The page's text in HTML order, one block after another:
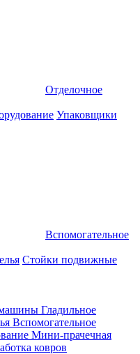
Отделочное
Упаковщики
Вспомогательное
Стойки подвижные
Гладильное
Вспомогательное
Мини-прачечная
ковров